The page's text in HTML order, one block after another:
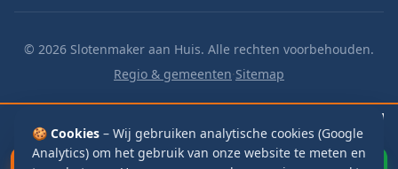
© 2026 Slotenmaker aan Huis. Alle rechten voorbehouden.
Regio & gemeenten·Sitemap
📬 Brievenbus€115
🍪 Cookies – Wij gebruiken analytische cookies (Google
Analytics) om het gebruik van onze website te meten en